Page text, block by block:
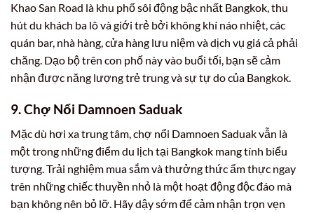
Khao San Road là khu phố sôi động bậc nhất Bangkok, thu
hút du khách ba lô và giới trẻ bởi không khí náo nhiệt, các
quán bar, nhà hàng, cửa hàng lưu niệm và dịch vụ giá cả phải
chăng. Dạo bộ trên con phố này vào buổi tối, bạn sẽ cảm
nhận được năng lượng trẻ trung và sự tự do của Bangkok.
9. Chợ Nổi Damnoen Saduak
Mặc dù hơi xa trung tâm, chợ nổi Damnoen Saduak vẫn là
một trong những điểm du lịch tại Bangkok mang tính biểu
tượng. Trải nghiệm mua sắm và thưởng thức ẩm thực ngay
trên những chiếc thuyền nhỏ là một hoạt động độc đáo mà
bạn không nên bỏ lỡ. Hãy dậy sớm để cảm nhận trọn vẹn